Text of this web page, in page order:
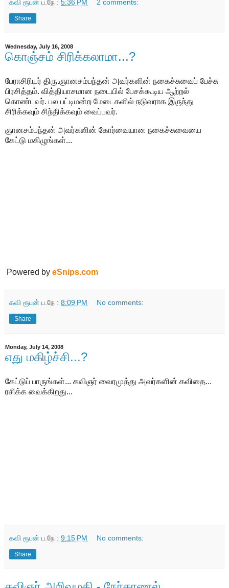
கவி ரூபன் ப.நே : 5:36 PM 2 comments:
Share
Wednesday, July 16, 2008
கொஞ்சம் சிரிக்கலாமா...?
பேராசிரியர் திரு.ஞானசம்பந்தன் அவர்களின் நகைச்சுவைப் பேச்சு
பிரசித்தம். வித்தியாசமான நடையில் பேசக்கூடிய ஆற்றல்
கொண்டவர். பல பட்டிமன்ற மேடைகளில் நடுவராக இருந்து
சிரிக்கவும் சிந்திக்கவும் வைப்பவர்.
ஞானசம்பந்தன் அவர்களின் கோர்வையான நகைச்சுவையை
கேட்டு மகிழுங்கள்...
Powered by eSnips.com
கவி ரூபன் ப.நே : 8:09 PM No comments:
Share
Monday, July 14, 2008
எது மகிழ்ச்சி...?
கேட்டுப் பாருங்கள்... கவிஞர் வைரமுத்து அவர்களின் கவிதை...
ரசிக்க வைக்கிறது...
கவி ரூபன் ப.நே : 9:15 PM No comments:
Share